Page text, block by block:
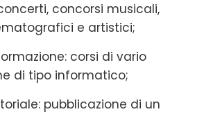
concorsi musicali,
e artistici;
corsi di vario
di tipo informatico;
pubblicazione di un